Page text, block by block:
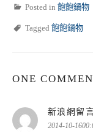
Posted in 飽飽鍋物
Tagged 飽飽鍋物
ONE
新浪網留
2014-10-